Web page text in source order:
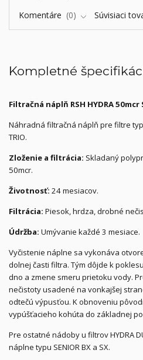
Komentáre
0 Súvisiaci
Kompletné
Filtračná náplň RSH HYDRA 50mcr
Náhradná filtračná náplň pre filtre typu
TRIO.
Zloženie a filtrácia: Skladaný
50mcr.
Životnosť: 24 mesiacov.
Filtrácia: Piesok, hrdza, drobné
Údržba: Umývanie každé 3 mesiace.
Vyčistenie náplne sa vykonáva
dolnej časti filtra. Tým dôjde k
dno a zmene smeru prietoku vody.
nečistoty usadené na vonkajšej
odtečú výpusťou. K obnoveniu
vypúšťacieho kohúta do základnej
Pre ostatné nádoby u filtrov HYDRA
náplne typu SENIOR BX a SX.